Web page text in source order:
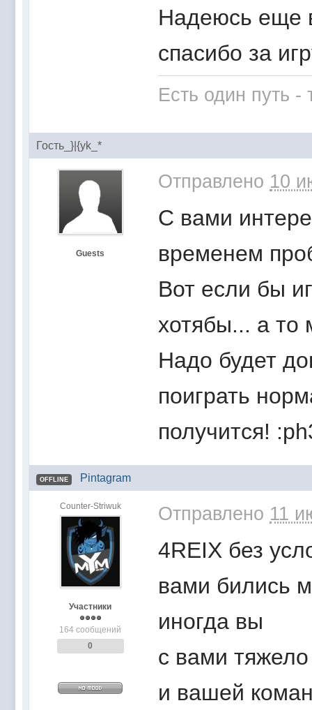
Надеюсь еще
спасибо за
Есть один путь
Гость_}|{yk_*
Guests
Отправлено 10
С вами
временем
Вот если бы
хотябы... а
Надо будет
поиграть
получится!
OFFLINE Pintagram
Counter-Striwuk
Участники
164 сообщений
0
Отправлено 11
4REIX без
вами бились
иногда вы
с вами
и вашей